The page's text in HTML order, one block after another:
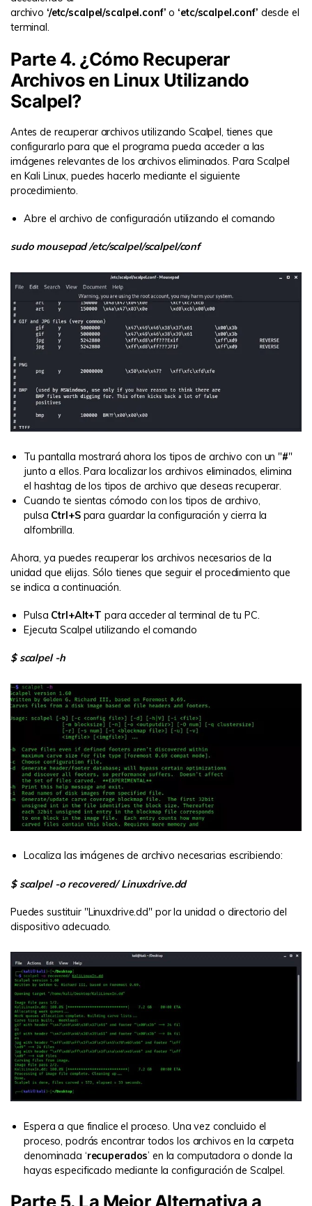
archivo ‘/etc/scalpel/scalpel.conf’ o ‘etc/scalpel.conf’ desde el
terminal.
Parte 4. ¿Cómo Recuperar
Archivos en Linux Utilizando
Scalpel?
Antes de recuperar archivos utilizando Scalpel, tienes que
configurarlo para que el programa pueda acceder a las
imágenes relevantes de los archivos eliminados. Para Scalpel
en Kali Linux, puedes hacerlo mediante el siguiente
procedimiento.
Abre el archivo de configuración utilizando el comando
sudo mousepad /etc/scalpel/scalpel/conf
Tu pantalla mostrará ahora los tipos de archivo con un "#"
junto a ellos. Para localizar los archivos eliminados, elimina
el hashtag de los tipos de archivo que deseas recuperar.
Cuando te sientas cómodo con los tipos de archivo,
pulsa Ctrl+S para guardar la configuración y cierra la
alfombrilla.
Ahora, ya puedes recuperar los archivos necesarios de la
unidad que elijas. Sólo tienes que seguir el procedimiento que
se indica a continuación.
Pulsa Ctrl+Alt+T para acceder al terminal de tu PC.
Ejecuta Scalpel utilizando el comando
$ scalpel -h
Localiza las imágenes de archivo necesarias escribiendo:
$ scalpel -o recovered/ Linuxdrive.dd
Puedes sustituir "Linuxdrive.dd" por la unidad o directorio del
dispositivo adecuado.
Espera a que finalice el proceso. Una vez concluido el
proceso, podrás encontrar todos los archivos en la carpeta
denominada ‘recuperados’ en la computadora o donde la
hayas especificado mediante la configuración de Scalpel.
Parte 5. La Mejor Alternativa a